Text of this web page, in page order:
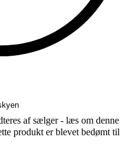
af sælger - læs om denne
produkt er blevet bedømt til